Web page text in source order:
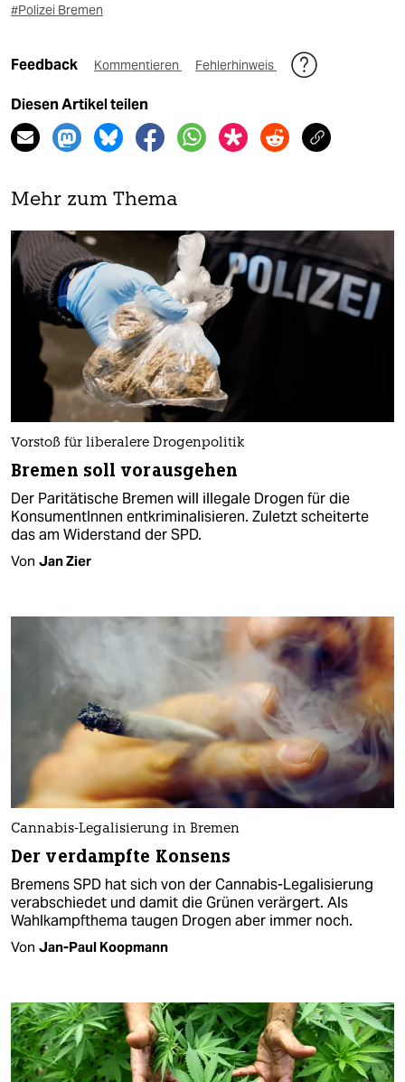
#Polizei Bremen
Feedback Kommentieren Fehlerhinweis
Diesen Artikel teilen
Mehr zum Thema
Vorstoß für liberalere Drogenpolitik
Bremen soll vorausgehen
Der Paritätische Bremen will illegale Drogen für die
KonsumentInnen entkriminalisieren. Zuletzt scheiterte
das am Widerstand der SPD.
Von Jan Zier
Cannabis-Legalisierung in Bremen
Der verdampfte Konsens
Bremens SPD hat sich von der Cannabis-Legalisierung
verabschiedet und damit die Grünen verärgert. Als
Wahlkampfthema taugen Drogen aber immer noch.
Von Jan-Paul Koopmann